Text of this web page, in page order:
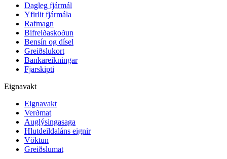
Dagleg fjármál
Yfirlit fjármála
Rafmagn
Bifreiðaskoðun
Bensín og dísel
Greiðslukort
Bankareikningar
Fjarskipti
Eignavakt
Eignavakt
Verðmat
Auglýsingasaga
Hlutdeildaláns eignir
Vöktun
Greiðslumat